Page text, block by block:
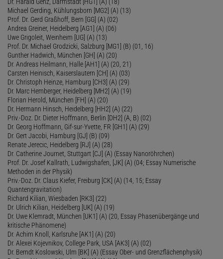
Michael Gerding, Kühlungsborn [MG2] (A) (13)
Prof. Dr. Gerd Graßhoff, Bern [GG] (A) (02)
Andrea Greiner, Heidelberg [AG1] (A) (06)
Uwe Grigoleit, Weinheim [UG] (A) (13)
Prof. Dr. Michael Grodzicki, Salzburg [MG1] (B) (01, 16)
Gunther Hadwich, München [GH] (A) (20)
Dr. Andreas Heilmann, Halle [AH1] (A) (20, 21)
Carsten Heinisch, Kaiserslautern [CH] (A) (03)
Dr. Christoph Heinze, Hamburg [CH3] (A) (29)
Dr. Marc Hemberger, Heidelberg [MH2] (A) (19)
Florian Herold, München [FH] (A) (20)
Dr. Hermann Hinsch, Heidelberg [HH2] (A) (22)
Priv.-Doz. Dr. Dieter Hoffmann, Berlin [DH2] (A, B) (02)
Dr. Georg Hoffmann, Gif-sur-Yvette, FR [GH1] (A) (29)
Dr. Gert Jacobi, Hamburg [GJ] (B) (09)
Renate Jerecic, Heidelberg [RJ] (A) (28)
Dr. Catherine Journet, Stuttgart [CJ] (A) (Essay Nanoröhrchen)
Prof. Dr. Josef Kallrath, Ludwigshafen, [JK] (A) (04; Essay Numerische
Methoden in der Physik)
Priv.-Doz. Dr. Claus Kiefer, Freiburg [CK] (A) (14, 15; Essay
Quantengravitation)
Richard Kilian, Wiesbaden [RK3] (22)
Dr. Ulrich Kilian, Heidelberg [UK] (A) (19)
Dr. Uwe Klemradt, München [UK1] (A) (20, Essay Phasenübergänge und
kritische Phänomene)
Dr. Achim Knoll, Karlsruhe [AK1] (A) (20)
Dr. Alexei Kojevnikov, College Park, USA [AK3] (A) (02)
Dr. Berndt Koslowski, Ulm [BK] (A) (Essay Ober- und Grenzflächenphysik)